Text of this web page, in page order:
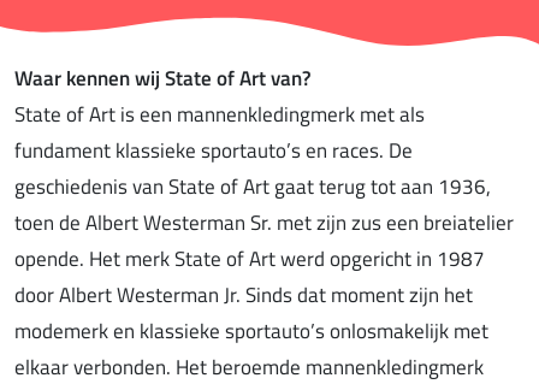
Waar kennen wij State of Art van?
State of Art is een mannenkledingmerk met als
fundament klassieke sportauto’s en races. De
geschiedenis van State of Art gaat terug tot aan 1936,
toen de Albert Westerman Sr. met zijn zus een breiatelier
opende. Het merk State of Art werd opgericht in 1987
door Albert Westerman Jr. Sinds dat moment zijn het
modemerk en klassieke sportauto’s onlosmakelijk met
elkaar verbonden. Het beroemde mannenkledingmerk